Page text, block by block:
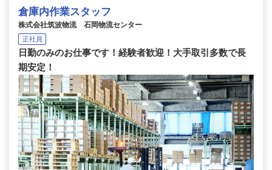
倉庫内作業スタッフ
株式会社筑波物流 石岡物流センター
正社員
日勤のみのお仕事です！経験者歓迎！大手取引多数で長
期安定！